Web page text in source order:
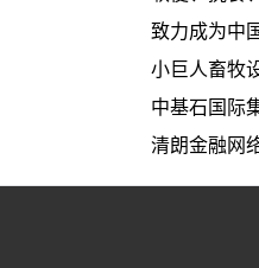
致力成为中
小巨人畜牧
中基石国际
清朗金融网